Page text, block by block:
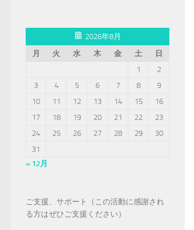
2026年8月
月
火 水 木 金 土
日
1
2
3
4 5 6 7 8
9
10
11 12 13 14 15
16
17
18 19 20 21 22
23
24
25 26 27 28 29
30
31
« 12月
ご支援、サポート（この活動に感謝され
る方はぜひご支援ください）